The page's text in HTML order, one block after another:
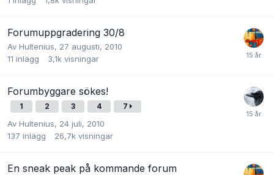
Forumuppgradering 30/8
Av Hultenius, 27 augusti, 2010
11 inlägg 3,1k visningar
Forumbyggare sökes!
1 2 3 4 7
Av Hultenius, 24 juli, 2010
137 inlägg 26,7k visningar
En sneak peak på kommande forum